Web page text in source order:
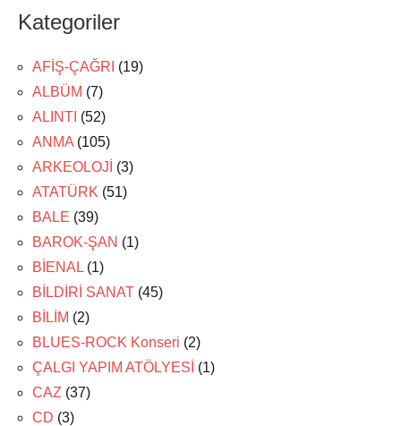
Kategoriler
AFİŞ-ÇAĞRI (19)
ALBÜM (7)
ALINTI (52)
ANMA (105)
ARKEOLOJİ (3)
ATATÜRK (51)
BALE (39)
BAROK-ŞAN (1)
BİENAL (1)
BİLDİRİ SANAT (45)
BİLİM (2)
BLUES-ROCK Konseri (2)
ÇALGI YAPIM ATÖLYESİ (1)
CAZ (37)
CD (3)